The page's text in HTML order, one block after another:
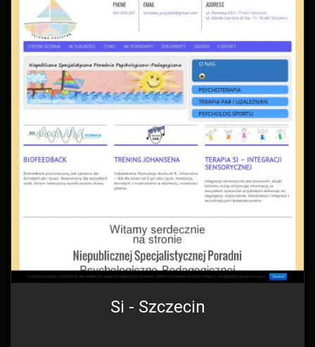
Si - Szczecin